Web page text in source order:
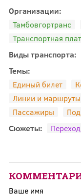
Организации:
Тамбовгортранс
Транспортная
Виды транспорта:
Темы:
Единый билет
Линии и маршруты
Пассажиры
Сюжеты:
Ваше имя